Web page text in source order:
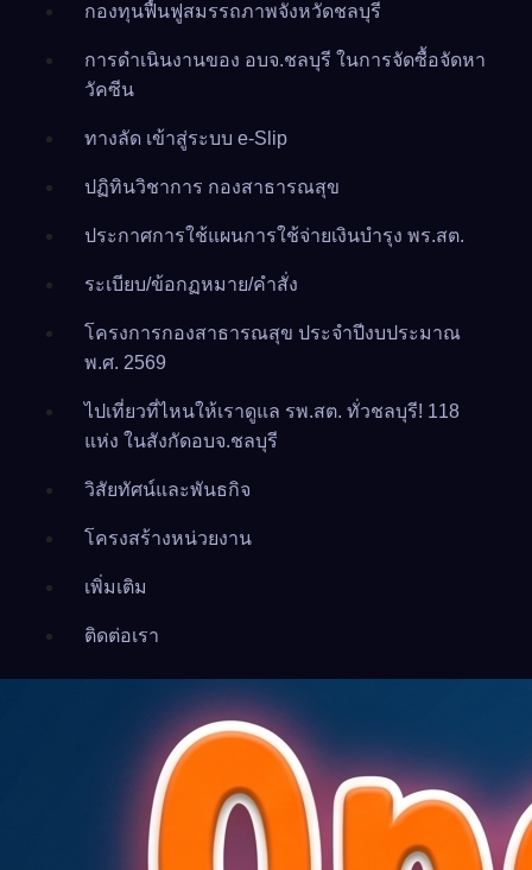
กองทุนฟื้นฟูสมรรถภาพจังหวัดชลบุรี
การดำเนินงานของ อบจ.ชลบุรี ในการจัดซื้อจัดหา
วัคซีน
ทางลัด เข้าสู่ระบบ e-Slip
ปฏิทินวิชาการ กองสาธารณสุข
ประกาศการใช้แผนการใช้จ่ายเงินบำรุง พร.สต.
ระเบียบ/ข้อกฏหมาย/คำสั่ง
โครงการกองสาธารณสุข ประจำปีงบประมาณ
พ.ศ. 2569
ไปเที่ยวที่ไหนให้เราดูแล รพ.สต. ทั่วชลบุรี! 118
แห่ง ในสังกัดอบจ.ชลบุรี
วิสัยทัศน์และพันธกิจ
โครงสร้างหน่วยงาน
เพิ่มเติม
ติดต่อเรา